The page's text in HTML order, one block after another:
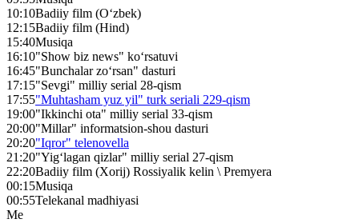
10:10Badiiy film (O‘zbek)
12:15Badiiy film (Hind)
15:40Musiqa
16:10"Show biz news" ko‘rsatuvi
16:45"Bunchalar zo‘rsan" dasturi
17:15"Sevgi" milliy serial 28-qism
17:55"Muhtasham yuz yil" turk seriali 229-qism
19:00"Ikkinchi ota" milliy serial 33-qism
20:00"Millar" informatsion-shou dasturi
20:20"Iqror" telenovella
21:20"Yig‘lagan qizlar" milliy serial 27-qism
22:20Badiiy film (Xorij) Rossiyalik kelin \ Premyera
00:15Musiqa
00:55Telekanal madhiyasi
Me